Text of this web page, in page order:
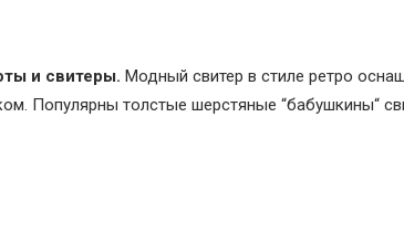
и свитеры. Модный свитер в стиле ретро
Популярны толстые шерстяные “бабушкины“